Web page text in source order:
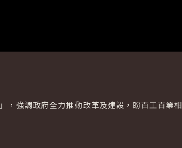
，強調政府全力推動改革及建設，盼百工百業相